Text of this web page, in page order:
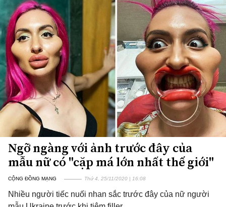
Ngỡ ngàng với ảnh trước đây của
mẫu nữ có "cặp má lớn nhất thế giới"
CỘNG ĐỒNG MẠNG Thứ 4, 25/11/2020 | 16:08
Nhiều người tiếc nuối nhan sắc trước đây của nữ người